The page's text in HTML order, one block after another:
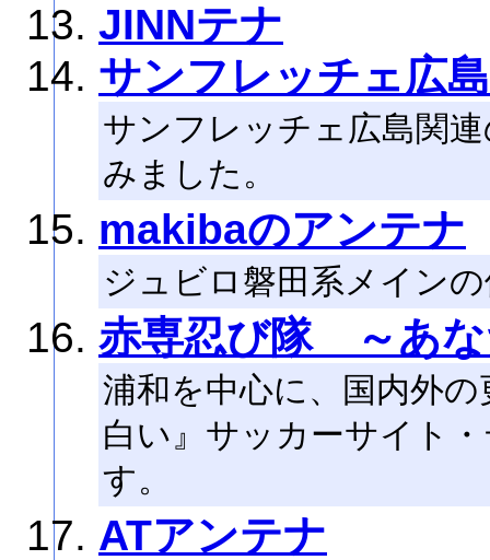
JINNテナ
サンフレッチェ広
サンフレッチェ広島関
みました。
makibaのアンテナ
ジュビロ磐田系メイン
赤専忍び隊 ～あな
浦和を中心に、国内外
白い』サッカーサイト
す。
ATアンテナ